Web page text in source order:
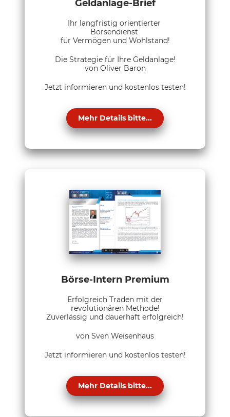
Geldanlage-Brief
Ihr langfristig orientierter
Börsendienst
für Vermögen und Wohlstand!
Die Strategie für Ihre Geldanlage!
von Oliver Baron
Jetzt informieren und kostenlos testen!
Mehr Details bitte...
Börse-Intern Premium
Erfolgreich Traden mit der
revolutionären Methode!
Zuverlässig und dauerhaft erfolgreich!
von Sven Weisenhaus
Jetzt informieren und kostenlos testen!
Mehr Details bitte...